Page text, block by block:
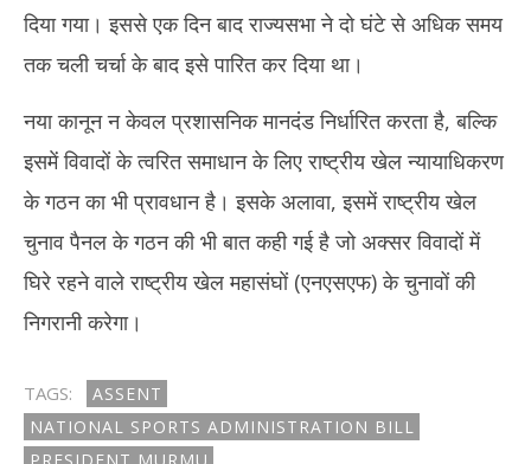
दिया गया। इससे एक दिन बाद राज्यसभा ने दो घंटे से अधिक समय
तक चली चर्चा के बाद इसे पारित कर दिया था।
नया कानून न केवल प्रशासनिक मानदंड निर्धारित करता है, बल्कि
इसमें विवादों के त्वरित समाधान के लिए राष्ट्रीय खेल न्यायाधिकरण
के गठन का भी प्रावधान है। इसके अलावा, इसमें राष्ट्रीय खेल
चुनाव पैनल के गठन की भी बात कही गई है जो अक्सर विवादों में
घिरे रहने वाले राष्ट्रीय खेल महासंघों (एनएसएफ) के चुनावों की
निगरानी करेगा।
TAGS:
ASSENT
NATIONAL SPORTS ADMINISTRATION BILL